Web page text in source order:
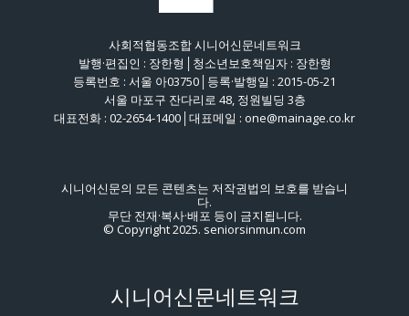
사회적협동조합 시니어신문네트워크
발행·편집인 : 장한형│청소년보호책임자 : 장한형
등록번호 : 서울 아03750│등록·발행일 : 2015-05-21
서울 마포구 잔다리로 48, 정원빌딩 3층
대표전화 : 02-2654-1400│대표메일 : one@mainage.co.kr
시니어신문의 모든 콘텐츠는 저작권법의 보호를 받습니
다.
무단 전재·복사·배포 등이 금지됩니다.
© Copyright 2025. seniorsinmun.com
시니어신문네트워크